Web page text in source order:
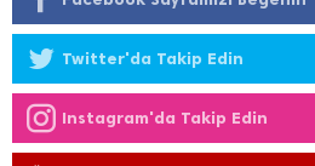
Twitter'da Takip Edin
Instagram'da Takip Edin